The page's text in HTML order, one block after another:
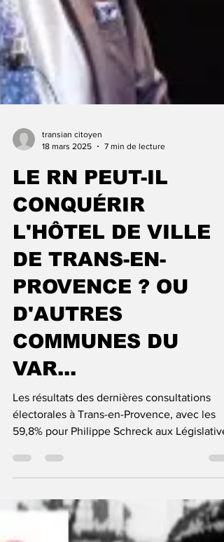
transian citoyen
LE RN PEUT-IL
CONQUÉRIR
L'HÔTEL DE VILLE
DE TRANS-EN-
PROVENCE ? OU
D'AUTRES
COMMUNES DU
VAR...
électorales à Trans-en-Provence, avec les
59,8% pour Philippe Schreck aux